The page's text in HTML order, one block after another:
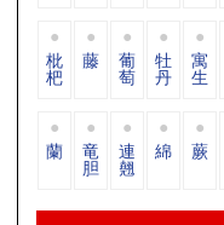
枇
杷
藤 葡
萄
牡
丹
寓
生
蘭 竜
胆
連
翹
綿 蕨